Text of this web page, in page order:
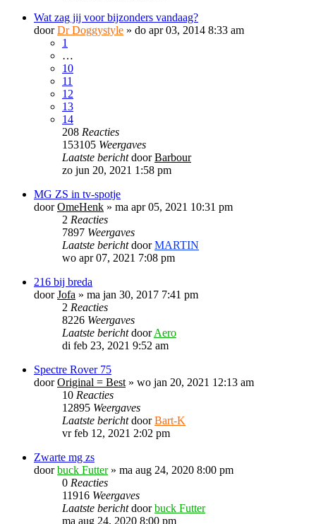
Wat zag jij voor bijzonders vandaag?
doorDr Doggystyle » do apr 03, 2014 8:33 am
1
…
10
11
12
13
14
208 Reacties
153105 Weergaves
Laatste berichtdoorBarbour
zo jun 20, 2021 1:58 pm
MG ZS in tv-spotje
doorOmeHenk » ma apr 05, 2021 10:31 pm
2 Reacties
7897 Weergaves
Laatste berichtdoorMARTIN
wo apr 07, 2021 7:08 pm
216 bij breda
doorJofa » ma jan 30, 2017 7:41 pm
2 Reacties
8226 Weergaves
Laatste berichtdoorAero
di feb 23, 2021 9:52 am
Spectre Rover 75
doorOriginal = Best » wo jan 20, 2021 12:13 am
10 Reacties
12895 Weergaves
Laatste berichtdoorBart-K
vr feb 12, 2021 2:02 pm
Zwarte mg zs
doorbuck Futter» ma aug 24, 2020 8:00 pm
0 Reacties
11916 Weergaves
Laatste berichtdoorbuck Futter
ma aug 24, 2020 8:00 pm